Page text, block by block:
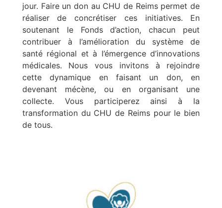
jour. Faire un don au CHU de Reims permet de
réaliser de concrétiser ces initiatives. En
soutenant le Fonds d’action, chacun peut
contribuer à l’amélioration du système de
santé régional et à l’émergence d’innovations
médicales. Nous vous invitons à rejoindre
cette dynamique en faisant un don, en
devenant mécène, ou en organisant une
collecte. Vous participerez ainsi à la
transformation du CHU de Reims pour le bien
de tous.